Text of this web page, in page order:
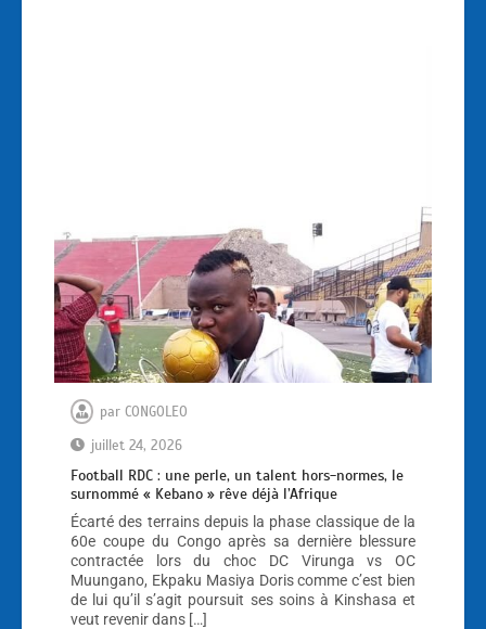
par CONGOLEO
juillet 24, 2026
Football RDC : une perle, un talent hors-normes, le
surnommé « Kebano » rêve déjà l’Afrique
Écarté des terrains depuis la phase classique de la
60e coupe du Congo après sa dernière blessure
contractée lors du choc DC Virunga vs OC
Muungano, Ekpaku Masiya Doris comme c’est bien
de lui qu’il s’agit poursuit ses soins à Kinshasa et
veut revenir dans […]